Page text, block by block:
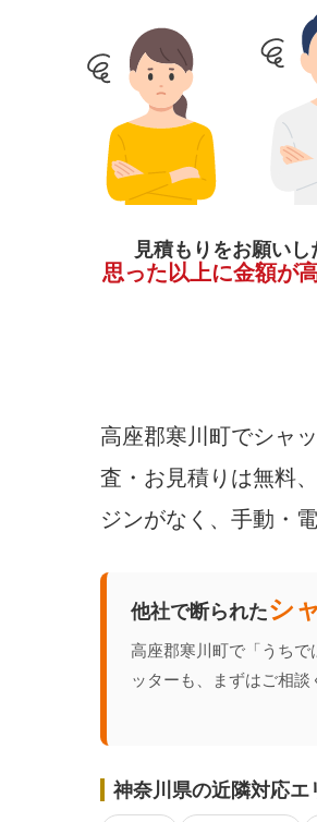
見積もりをお願いし
思った以上に金額が
高座郡寒川町でシャ
査・お見積りは無料
ジンがなく、手動・
他社で断られたシ
高座郡寒川町で「うち
ッターも、まずはご相談
神奈川県の近隣対応エ